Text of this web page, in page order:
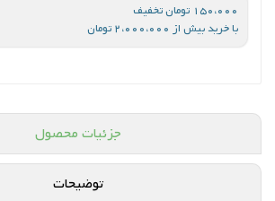
150،000 تومان تخفیف
با خرید بیش از 2،000،000 تومان
جزئیات محصول
توضیحات